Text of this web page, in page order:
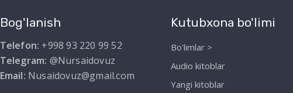
Bog'lanish
Telefon: +998 93 220 99 52
Telegram: @Nursaidovuz
Email: Nusaidovuz@gmail.com
Kutubxona bo'limi
Bo'limlar >
Audio kitoblar
Yangi kitoblar